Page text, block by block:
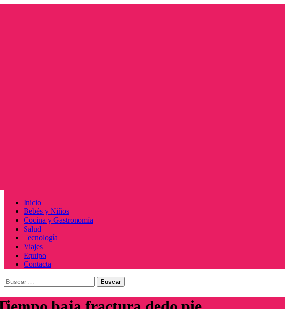
Menú
principal
Inicio
Bebés y Niños
Cocina y Gastronomía
Salud
Tecnología
Viajes
Equipo
Contacta
Buscar: